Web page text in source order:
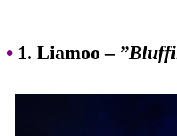
• 1. Liamoo –